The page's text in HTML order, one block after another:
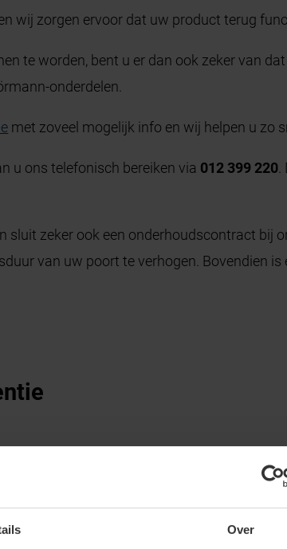
Over
wij zorgen ervoor dat uw product terug
te worden, bent u er dan ook zeker van
onderdelen.
met zoveel mogelijk info en wij helpen u zo
u ons telefonisch bereiken via 012 399 220.
sluit zeker ook een onderhoudscontract bij
van uw poort te verhogen. Bovendien